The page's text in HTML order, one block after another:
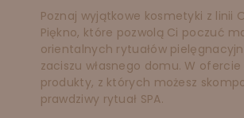
Poznaj wyjątkowe kosmetyki z linii
Piękno, które pozwolą Ci poczuć
orientalnych rytuałów
zaciszu własnego domu. W ofercie
produkty, z których możesz
prawdziwy rytuał SPA.